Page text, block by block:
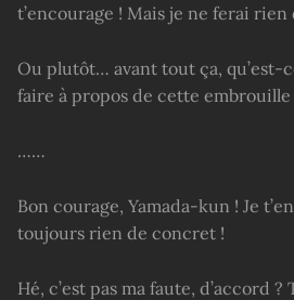
t’encourage ! Mais je ne ferai
Ou plutôt… avant tout ça, qu’est-
faire à propos de cette embrouille
……
Bon courage, Yamada-kun ! Je
toujours rien de concret !
Hé, c’est pas ma faute, d’accord ?